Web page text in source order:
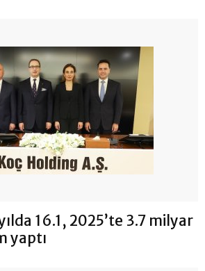
16.1, 2025’te 3.7 milyar
yaptı